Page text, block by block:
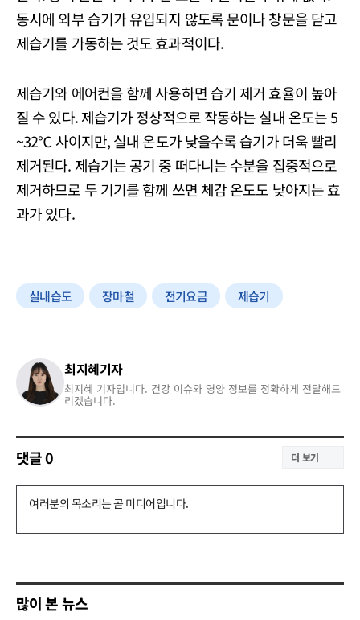
동시에 외부 습기가 유입되지 않도록 문이나 창문을 닫고
제습기를 가동하는 것도 효과적이다.
제습기와 에어컨을 함께 사용하면 습기 제거 효율이 높아
질 수 있다. 제습기가 정상적으로 작동하는 실내 온도는 5
~32℃ 사이지만, 실내 온도가 낮을수록 습기가 더욱 빨리
제거된다. 제습기는 공기 중 떠다니는 수분을 집중적으로
제거하므로 두 기기를 함께 쓰면 체감 온도도 낮아지는 효
과가 있다.
실내습도 장마철 전기요금 제습기
최지혜기자
최지혜 기자입니다. 건강 이슈와 영양 정보를 정확하게 전달해드
리겠습니다.
댓글0 더 보기
댓
기
많이 본 뉴스